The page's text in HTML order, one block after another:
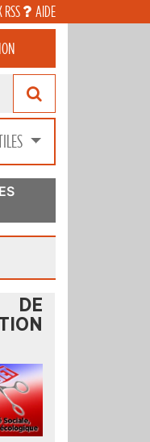
RSS AIDE
DE